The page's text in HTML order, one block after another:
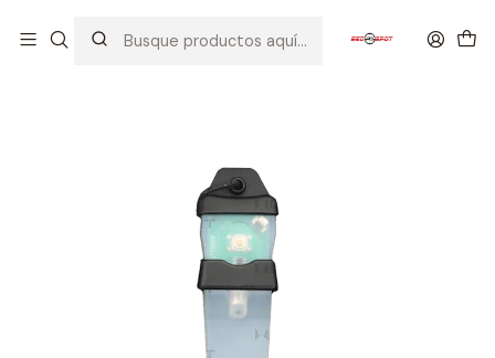
WST TACTICAL SIGNAL LIGHT III NEGRO